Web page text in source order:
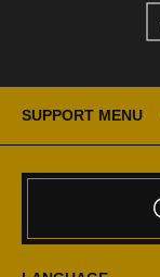
SUPPORT MENU